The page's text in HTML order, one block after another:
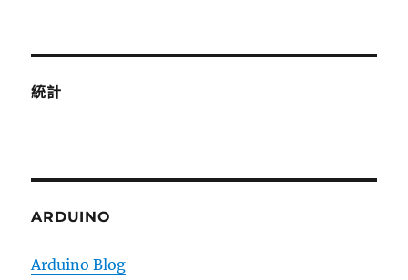
統計
ARDUINO
Arduino Blog